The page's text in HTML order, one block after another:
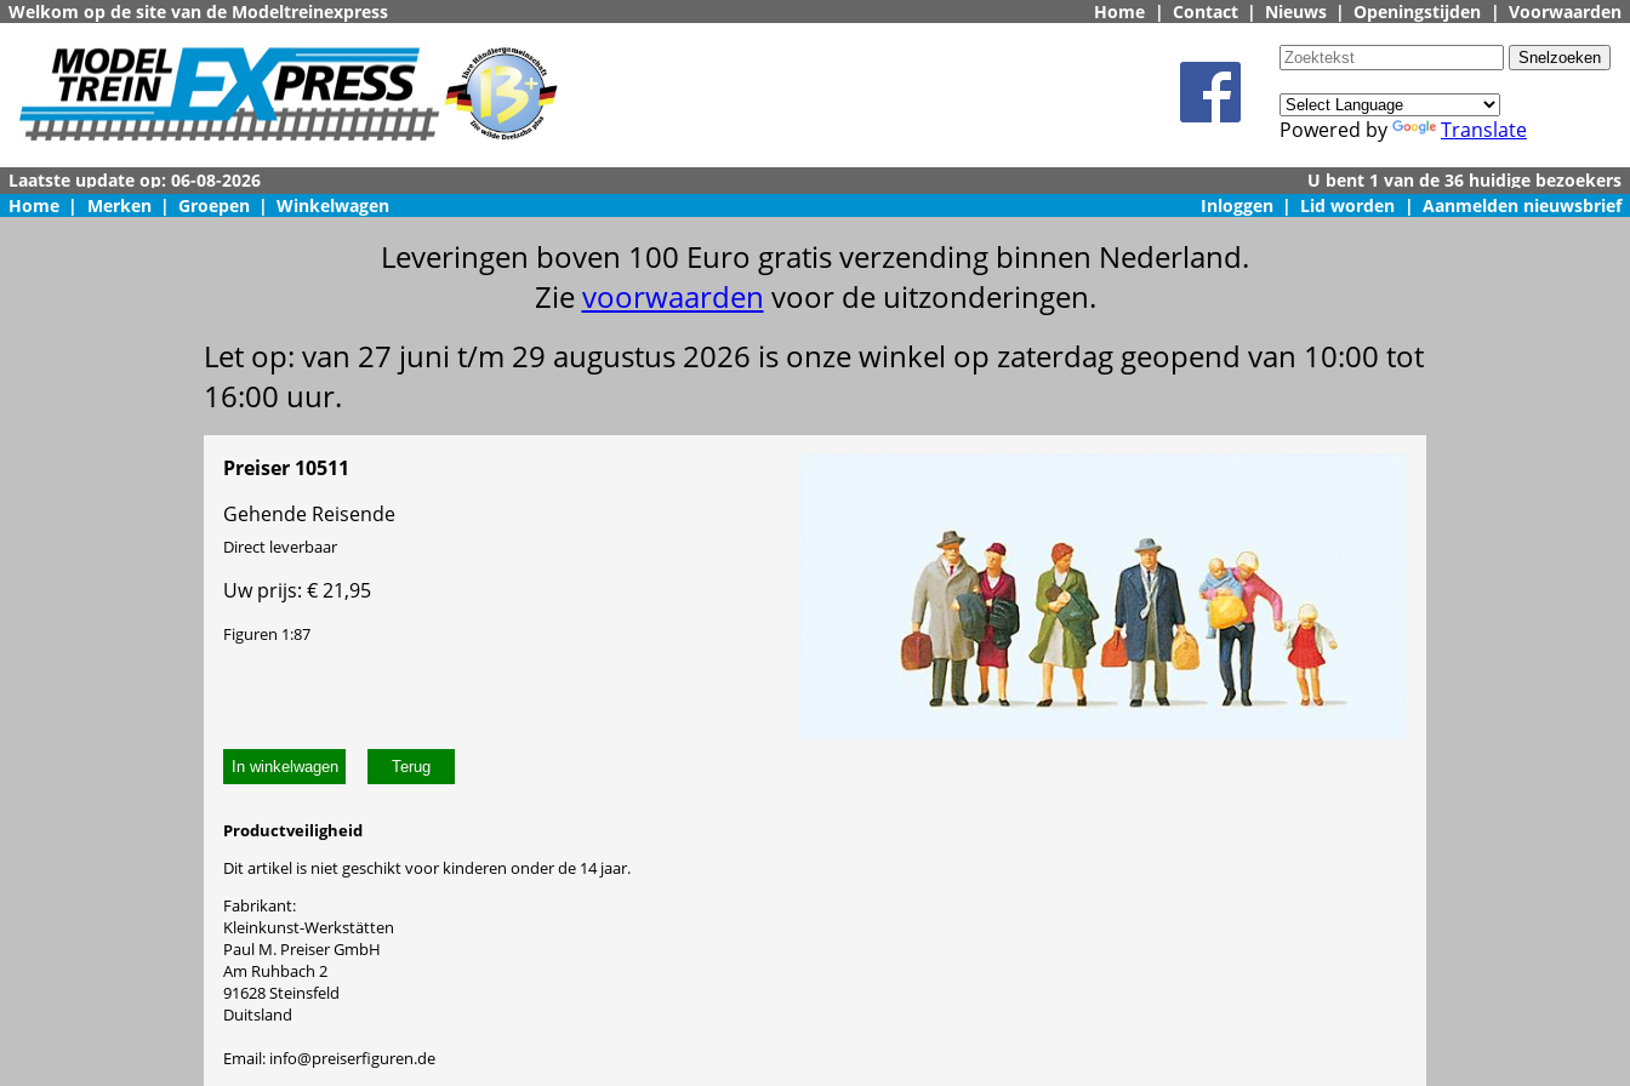
Welkom op de site van de Modeltreinexpress Home | Contact | Nieuws | Openingstijden | Voorwaarden
Powered by Translate
Home | Merken | Groepen | Winkelwagen Inloggen | Lid worden | Aanmelden nieuwsbrief
Leveringen boven 100 Euro gratis verzending binnen Nederland.
Zievoorwaarden voor de uitzonderingen.
Let op: van 27 juni t/m 29 augustus 2026 is onze winkel op zaterdag geopend van 10:00 tot
16:00 uur.
Preiser 10511
Gehende Reisende
Direct leverbaar
Uw prijs: € 21,95
Figuren 1:87
In winkelwagen
Productveiligheid
Dit artikel is niet geschikt voor kinderen onder de 14 jaar.
Fabrikant:
Kleinkunst-Werkstätten
Paul M. Preiser GmbH
Am Ruhbach 2
91628 Steinsfeld
Duitsland
Email: info@preiserfiguren.de